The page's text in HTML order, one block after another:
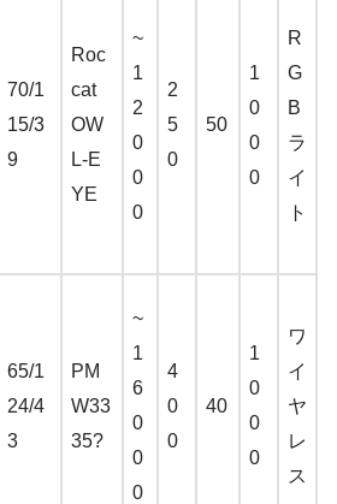
70/1
15/3
9
Roc
cat
OW
L-E
YE
~
1
2
0
0
0
2
5
0
50
1
0
0
0
R
G
B
ラ
イ
ト
65/1
24/4
3
PM
W33
35?
~
1
6
0
0
0
4
0
0
40
1
0
0
0
ワ
イ
ヤ
レ
ス